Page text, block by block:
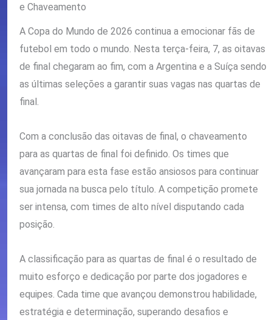
e Chaveamento
A Copa do Mundo de 2026 continua a emocionar fãs de
futebol em todo o mundo. Nesta terça-feira, 7, as oitavas
de final chegaram ao fim, com a Argentina e a Suíça sendo
as últimas seleções a garantir suas vagas nas quartas de
final.
Com a conclusão das oitavas de final, o chaveamento
para as quartas de final foi definido. Os times que
avançaram para esta fase estão ansiosos para continuar
sua jornada na busca pelo título. A competição promete
ser intensa, com times de alto nível disputando cada
posição.
A classificação para as quartas de final é o resultado de
muito esforço e dedicação por parte dos jogadores e
equipes. Cada time que avançou demonstrou habilidade,
estratégia e determinação, superando desafios e